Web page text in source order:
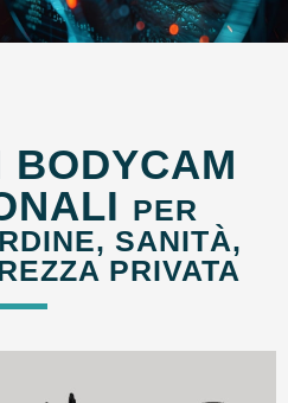
BODYCAM
PER
SANITÀ,
PRIVATA